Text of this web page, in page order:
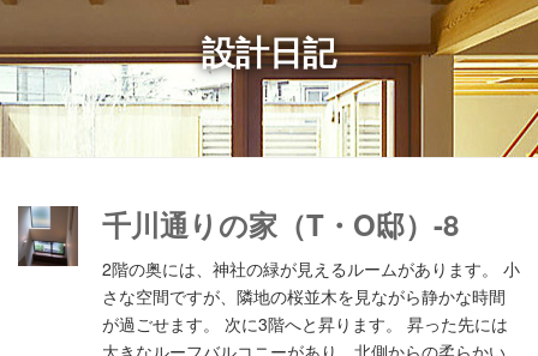
設計日記
千川通りの家（T・O邸）-8
2階の奥には、神社の緑が見えるルームがあります。 小
さな空間ですが、隣地の桜並木を見ながら静かな時間
が過ごせます。 次に3階へと昇ります。 昇った先には
大きなルーフバルコニーがあり、北側からの柔らかい